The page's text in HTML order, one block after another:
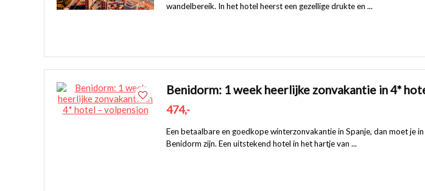
wandelbereik. In het hotel heerst een gezellige drukte en ...
Benidorm: 1 week heerlijke zonvakantie in 4*
474,-
Een betaalbare en goedkope winterzonvakantie in Spanje, dan moet je
Benidorm zijn. Een uitstekend hotel in het hartje van ...